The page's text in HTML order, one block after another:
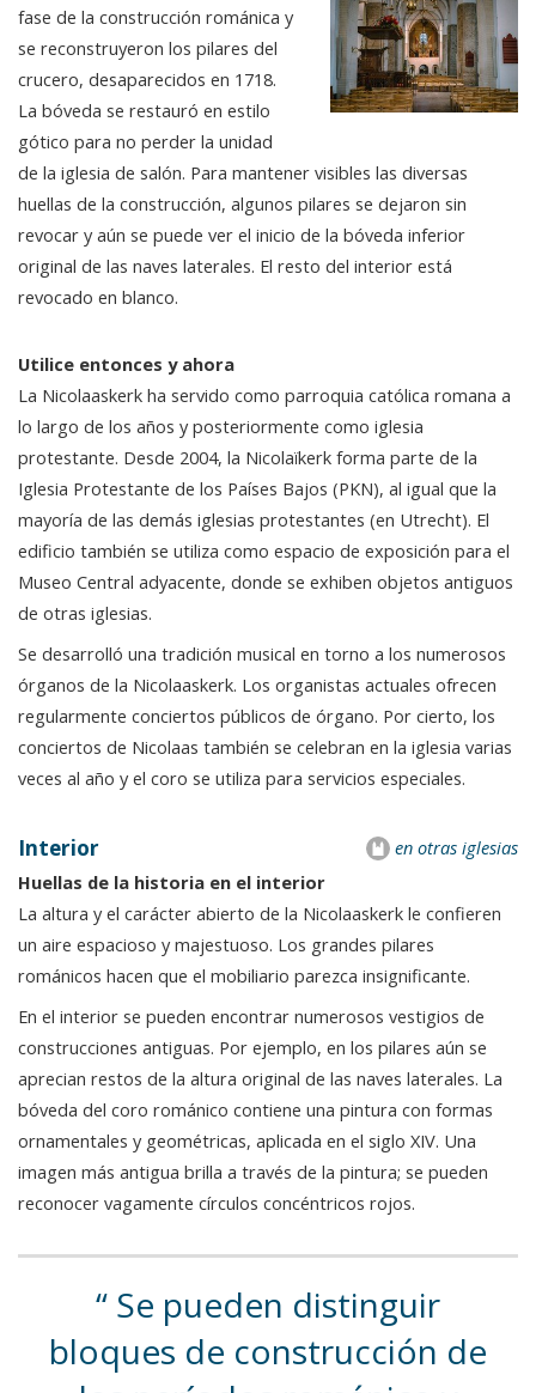
fase de la construcción románica y
se reconstruyeron los pilares del
crucero, desaparecidos en 1718.
La bóveda se restauró en estilo
gótico para no perder la unidad
de la iglesia de salón. Para mantener visibles las diversas
huellas de la construcción, algunos pilares se dejaron sin
revocar y aún se puede ver el inicio de la bóveda inferior
original de las naves laterales. El resto del interior está
revocado en blanco.
Utilice entonces y ahora
La Nicolaaskerk ha servido como parroquia católica romana a
lo largo de los años y posteriormente como iglesia
protestante. Desde 2004, la Nicolaïkerk forma parte de la
Iglesia Protestante de los Países Bajos (PKN), al igual que la
mayoría de las demás iglesias protestantes (en Utrecht). El
edificio también se utiliza como espacio de exposición para el
Museo Central adyacente, donde se exhiben objetos antiguos
de otras iglesias.
Se desarrolló una tradición musical en torno a los numerosos
órganos de la Nicolaaskerk. Los organistas actuales ofrecen
regularmente conciertos públicos de órgano. Por cierto, los
conciertos de Nicolaas también se celebran en la iglesia varias
veces al año y el coro se utiliza para servicios especiales.
en otras iglesias
Interior
Huellas de la historia en el interior
La altura y el carácter abierto de la Nicolaaskerk le confieren
un aire espacioso y majestuoso. Los grandes pilares
románicos hacen que el mobiliario parezca insignificante.
En el interior se pueden encontrar numerosos vestigios de
construcciones antiguas. Por ejemplo, en los pilares aún se
aprecian restos de la altura original de las naves laterales. La
bóveda del coro románico contiene una pintura con formas
ornamentales y geométricas, aplicada en el siglo XIV. Una
imagen más antigua brilla a través de la pintura; se pueden
reconocer vagamente círculos concéntricos rojos.
Se pueden distinguir
bloques de construcción de